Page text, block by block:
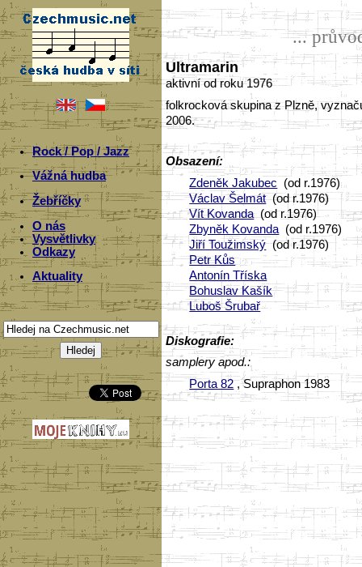
Rock / Pop / Jazz
Vážná hudba
Žebříčky
O nás
Vysvětlivky
Odkazy
Aktuality
...
Ultramarin
aktivní od roku 1976
folkrocková skupina z Plzně,
2006.
Obsazení:
Zdeněk Jakubec (od r.1976)
Václav Šelmát(od r.1976)
Vít Kovanda(od r.1976)
Zbyněk Kovanda (od r.1976)
Jiří Toužimský(od r.1976)
Petr Kůs
Antonín Tříska
Bohuslav Kašík
Luboš Šrubař
Diskografie:
samplery apod.:
Porta 82, Supraphon 1983